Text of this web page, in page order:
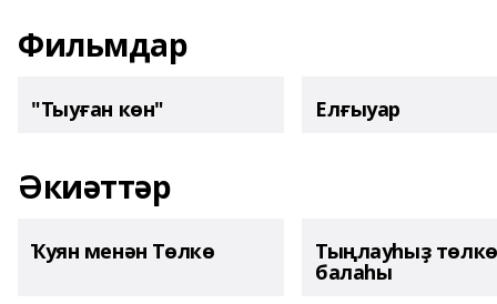
Фильмдар
"Тыуған көн" Елғыуар
Әкиәттәр
Ҡуян менән Төлкө Тыңлауһыҙ төлкө
балаһы